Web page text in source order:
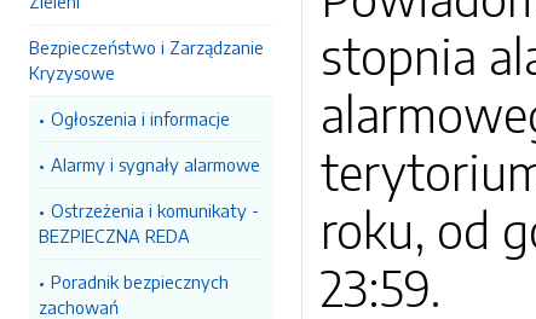
Bezpieczeństwo i Zarządzanie
Kryzysowe
Ogłoszenia i informacje
Alarmy i sygnały alarmowe
Ostrzeżenia i komunikaty -
BEZPIECZNA REDA
Poradnik bezpiecznych
zachowań
stopnia
roku, od
23:59.